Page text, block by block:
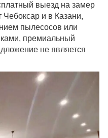
выезд на замер
и в Казани,
пылесосов или
премиальный
не является